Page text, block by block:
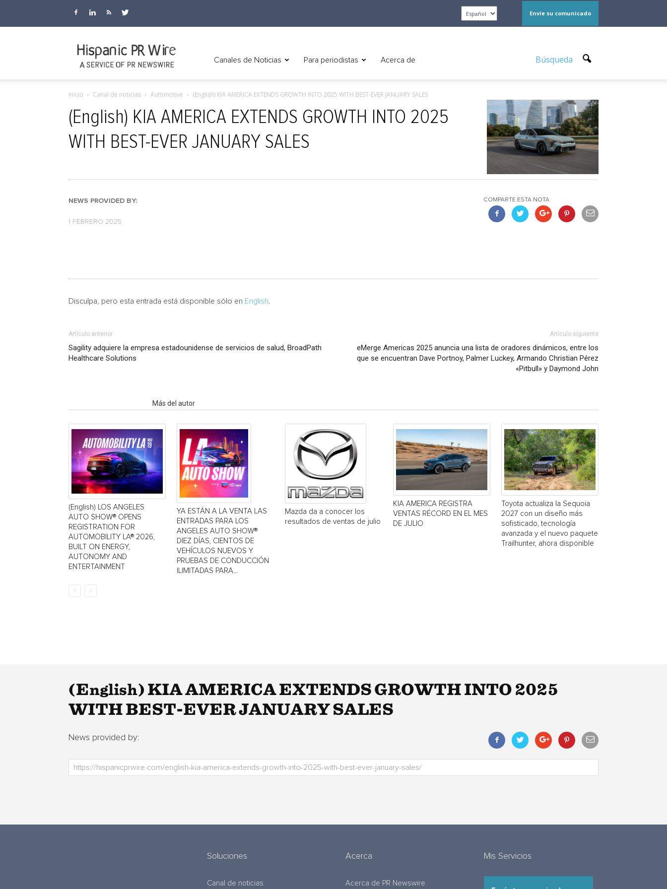
Envíe su comunicado
Canales de Noticias Para periodistas Acerca de Búsqueda
Inicio Canal de noticias Automotive (English) KIA AMERICA EXTENDS GROWTH INTO 2025 WITH BEST-EVER JANUARY SALES
(English) KIA AMERICA EXTENDS GROWTH INTO 2025
WITH BEST-EVER JANUARY SALES
NEWS PROVIDED BY:
1 FEBRERO 2025
COMPARTE ESTA NOTA
Disculpa, pero esta entrada está disponible sólo en English
Artículo anterior
Sagility adquiere la empresa estadounidense de servicios de salud, BroadPath
Healthcare Solutions
Artículo siguiente
eMerge Americas 2025 anuncia una lista de oradores dinámicos, entre los
que se encuentran Dave Portnoy, Palmer Luckey, Armando Christian Pérez
«Pitbull» y Daymond John
Más del autor
(English) LOS ANGELES
AUTO SHOW® OPENS
REGISTRATION FOR
AUTOMOBILITY LA® 2026,
BUILT ON ENERGY,
AUTONOMY AND
ENTERTAINMENT
YA ESTÁN A LA VENTA LAS
ENTRADAS PARA LOS
ANGELES AUTO SHOW®
DIEZ DÍAS, CIENTOS DE
VEHÍCULOS NUEVOS Y
PRUEBAS DE CONDUCCIÓN
ILIMITADAS PARA...
Mazda da a conocer los
resultados de ventas de julio
KIA AMERICA REGISTRA
VENTAS RÉCORD EN EL MES
DE JULIO
Toyota actualiza la Sequoia
2027 con un diseño más
sofisticado, tecnología
avanzada y el nuevo paquete
Trailhunter, ahora disponible
(English) KIA AMERICA EXTENDS GROWTH INTO 2025
WITH BEST-EVER JANUARY SALES
News provided by:
Soluciones
Canal de noticias
Acerca
Acerca de PR Newswire
Mis Servicios